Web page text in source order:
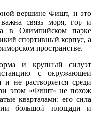
вершине Фишт, и это
связь моря, гор и
в Олимпийском парке
спортивный корпус, а
пространстве.
и крупный силуэт
с окружающей
и не растворяется среди
этом «Фишт» не похож
кварталами: его сила
большой площади и